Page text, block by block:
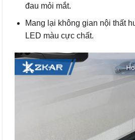
đau mỏi mắt.
Mang lại không gian nội thất
LED màu cực chất.